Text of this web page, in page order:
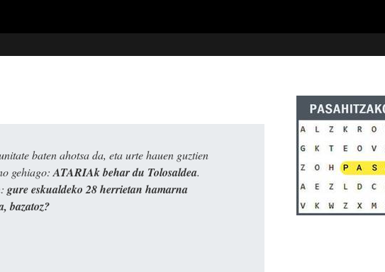
baten ahotsa da, eta urte hauen guztien
gehiago: ATARIAk behar du Tolosaldea.
gure eskualdeko 28 herrietan hamarna
bazatoz?